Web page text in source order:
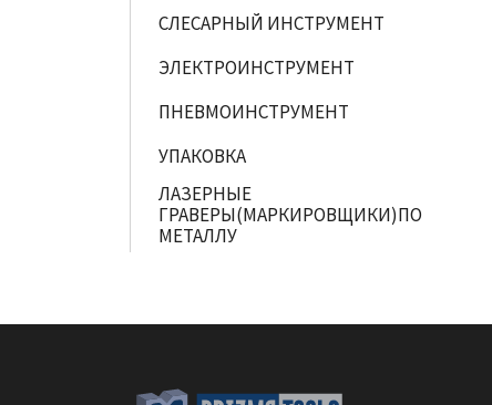
СЛЕСАРНЫЙ ИНСТРУМЕНТ
ЭЛЕКТРОИНСТРУМЕНТ
ПНЕВМОИНСТРУМЕНТ
УПАКОВКА
ЛАЗЕРНЫЕ
ГРАВЕРЫ(МАРКИРОВЩИКИ)ПО
МЕТАЛЛУ